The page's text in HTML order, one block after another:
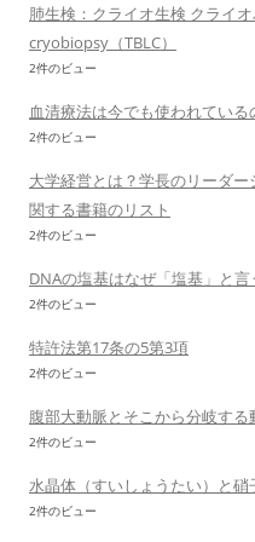
肺生検：クライオ生検 クライ
cryobiopsy（TBLC）
2件のビュー
血清療法は今でも使われている
2件のビュー
大学経営とは？学長のリーダ
関する書籍のリスト
2件のビュー
DNAの塩基はなぜ「塩基」と
2件のビュー
特許法第17条の5第3項
2件のビュー
腹部大動脈とそこから分岐する
2件のビュー
水晶体（すいしょうたい）と
2件のビュー